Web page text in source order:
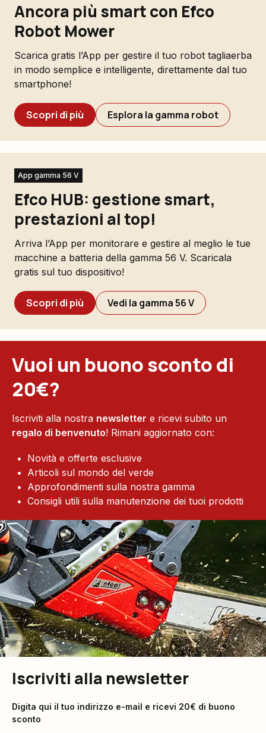
Ancora più smart con Efco
Robot Mower
Scarica gratis l’App per gestire il tuo robot tagliaerba
in modo semplice e intelligente, direttamente dal tuo
smartphone!
Scopri di più Esplora la gamma robot
App gamma 56 V
Efco HUB: gestione smart,
prestazioni al top!
Arriva l’App per monitorare e gestire al meglio le tue
macchine a batteria della gamma 56 V. Scaricala
gratis sul tuo dispositivo!
Scopri di più Vedi la gamma 56 V
Vuoi un buono sconto di
20€?
Iscriviti alla nostra newsletter e ricevi subito un
regalo di benvenuto! Rimani aggiornato con:
Novità e offerte esclusive
Articoli sul mondo del verde
Approfondimenti sulla nostra gamma
Consigli utili sulla manutenzione dei tuoi prodotti
Iscriviti alla newsletter
Digita qui il tuo indirizzo e-mail e ricevi 20€ di buono
sconto